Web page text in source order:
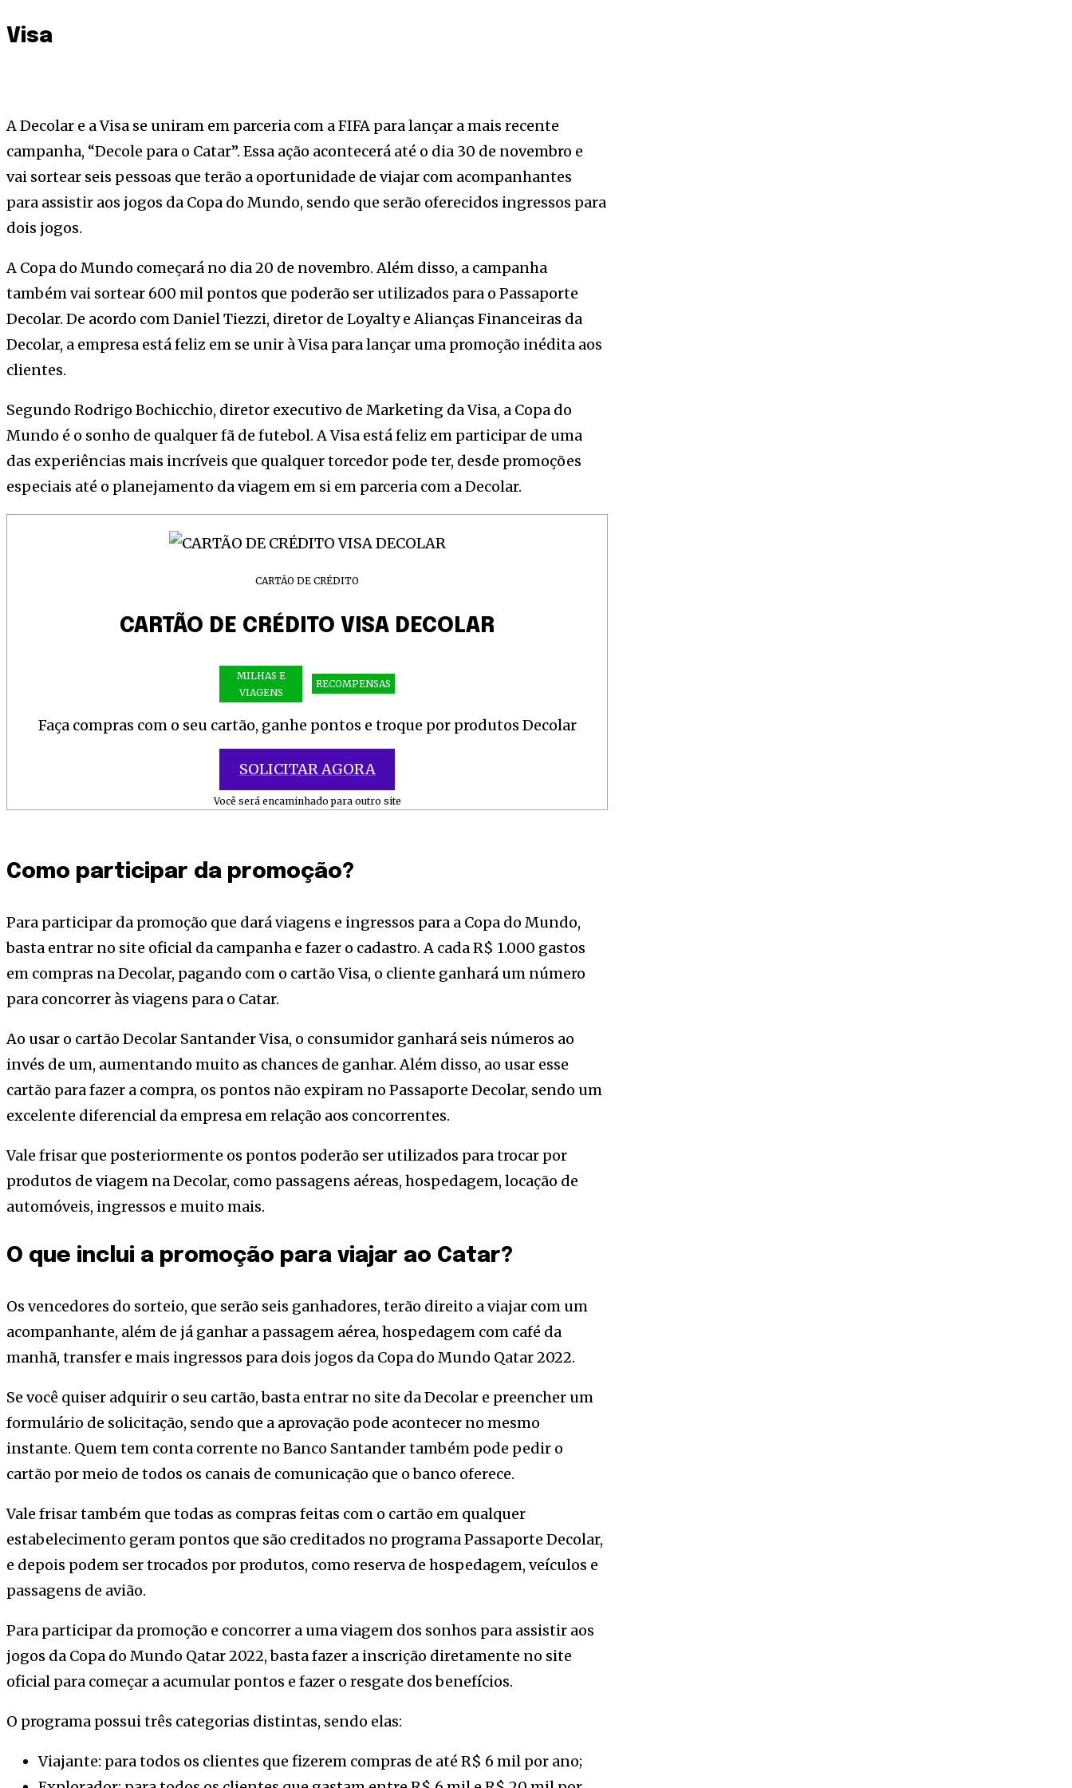
Visa
A Decolar e a Visa se uniram em parceria com a FIFA para lançar a mais recente
campanha, “Decole para o Catar”. Essa ação acontecerá até o dia 30 de novembro e
vai sortear seis pessoas que terão a oportunidade de viajar com acompanhantes
para assistir aos jogos da Copa do Mundo, sendo que serão oferecidos ingressos para
dois jogos.
A Copa do Mundo começará no dia 20 de novembro. Além disso, a campanha
também vai sortear 600 mil pontos que poderão ser utilizados para o Passaporte
Decolar. De acordo com Daniel Tiezzi, diretor de Loyalty e Alianças Financeiras da
Decolar, a empresa está feliz em se unir à Visa para lançar uma promoção inédita aos
clientes.
Segundo Rodrigo Bochicchio, diretor executivo de Marketing da Visa, a Copa do
Mundo é o sonho de qualquer fã de futebol. A Visa está feliz em participar de uma
das experiências mais incríveis que qualquer torcedor pode ter, desde promoções
especiais até o planejamento da viagem em si em parceria com a Decolar.
CARTÃO DE CRÉDITO
CARTÃO DE CRÉDITO VISA DECOLAR
MILHAS E
VIAGENS
RECOMPENSAS
Faça compras com o seu cartão, ganhe pontos e troque por produtos Decolar
SOLICITAR AGORA
Você será encaminhado para outro site
Como participar da promoção?
Para participar da promoção que dará viagens e ingressos para a Copa do Mundo,
basta entrar no site oficial da campanha e fazer o cadastro. A cada R$ 1.000 gastos
em compras na Decolar, pagando com o cartão Visa, o cliente ganhará um número
para concorrer às viagens para o Catar.
Ao usar o cartão Decolar Santander Visa, o consumidor ganhará seis números ao
invés de um, aumentando muito as chances de ganhar. Além disso, ao usar esse
cartão para fazer a compra, os pontos não expiram no Passaporte Decolar, sendo um
excelente diferencial da empresa em relação aos concorrentes.
Vale frisar que posteriormente os pontos poderão ser utilizados para trocar por
produtos de viagem na Decolar, como passagens aéreas, hospedagem, locação de
automóveis, ingressos e muito mais.
O que inclui a promoção para viajar ao Catar?
Os vencedores do sorteio, que serão seis ganhadores, terão direito a viajar com um
acompanhante, além de já ganhar a passagem aérea, hospedagem com café da
manhã, transfer e mais ingressos para dois jogos da Copa do Mundo Qatar 2022.
Se você quiser adquirir o seu cartão, basta entrar no site da Decolar e preencher um
formulário de solicitação, sendo que a aprovação pode acontecer no mesmo
instante. Quem tem conta corrente no Banco Santander também pode pedir o
cartão por meio de todos os canais de comunicação que o banco oferece.
Vale frisar também que todas as compras feitas com o cartão em qualquer
estabelecimento geram pontos que são creditados no programa Passaporte Decolar,
e depois podem ser trocados por produtos, como reserva de hospedagem, veículos e
passagens de avião.
Para participar da promoção e concorrer a uma viagem dos sonhos para assistir aos
jogos da Copa do Mundo Qatar 2022, basta fazer a inscrição diretamente no site
oficial para começar a acumular pontos e fazer o resgate dos benefícios.
O programa possui três categorias distintas, sendo elas:
Viajante: para todos os clientes que fizerem compras de até R$ 6 mil por ano;